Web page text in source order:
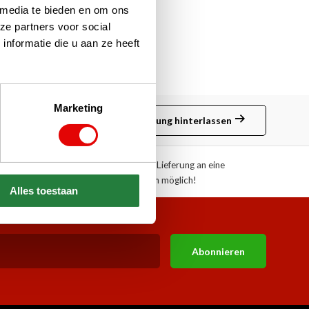
te bieden en om ons
partners voor social
die u aan ze heeft
Marketing
Alles toestaan
Bewertung hinterlassen
Abholung oder Lieferung an eine
Paketstation möglich!
Abonnieren